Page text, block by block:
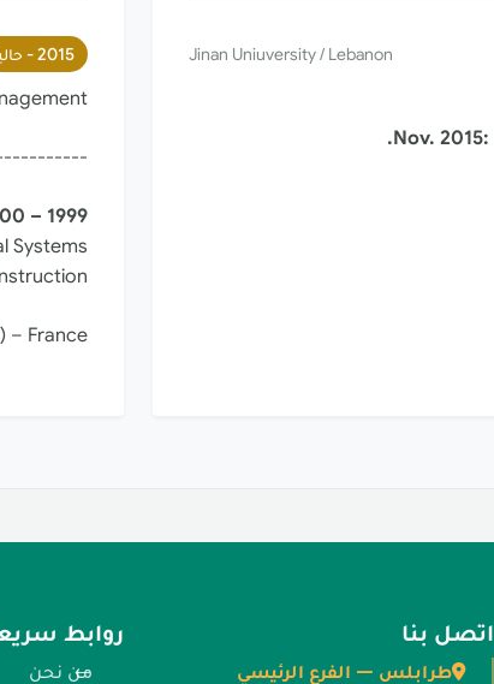
Jinan Uniuversity / Lebanon
.
2015 -
1999 – 2000:
Systems"
) – France.
روابط
من نحن
اتصل بنا
طرابلس — الفرع الرئيسي